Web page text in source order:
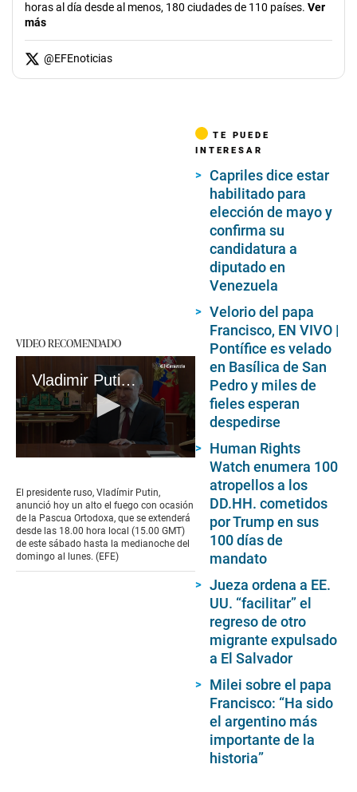
horas al día desde al menos, 180 ciudades de 110 países. Ver
más
@EFEnoticias
VIDEO RECOMENDADO
Vladimir Putin anuncia una tregua pascual de con Ucrania
of
1
minute,
16
seconds
El presidente ruso, Vladímir Putin,
anunció hoy un alto el fuego con ocasión
de la Pascua Ortodoxa, que se extenderá
desde las 18.00 hora local (15.00 GMT)
de este sábado hasta la medianoche del
domingo al lunes. (EFE)
TE PUEDE
INTERESAR
Capriles dice estar
habilitado para
elección de mayo y
confirma su
candidatura a
diputado en
Venezuela
Velorio del papa
Francisco, EN VIVO |
Pontífice es velado
en Basílica de San
Pedro y miles de
fieles esperan
despedirse
Human Rights
Watch enumera 100
atropellos a los
DD.HH. cometidos
por Trump en sus
100 días de
mandato
Jueza ordena a EE.
UU. “facilitar” el
regreso de otro
migrante expulsado
a El Salvador
Milei sobre el papa
Francisco: “Ha sido
el argentino más
importante de la
historia”